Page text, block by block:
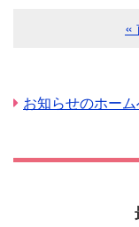
«
お知らせのホー